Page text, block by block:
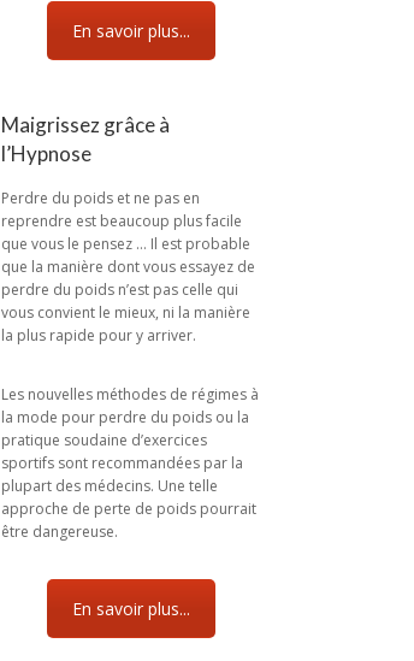
En savoir plus...
Maigrissez grâce à
l’Hypnose
Perdre du poids et ne pas en
reprendre est beaucoup plus facile
que vous le pensez … Il est probable
que la manière dont vous essayez de
perdre du poids n’est pas celle qui
vous convient le mieux, ni la manière
la plus rapide pour y arriver.
Les nouvelles méthodes de régimes à
la mode pour perdre du poids ou la
pratique soudaine d’exercices
sportifs sont recommandées par la
plupart des médecins. Une telle
approche de perte de poids pourrait
être dangereuse.
En savoir plus...